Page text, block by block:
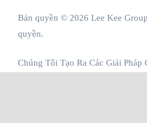
Bản quyền © 2026 Lee Kee
quyền.
Chúng Tôi Tạo Ra Các Giải